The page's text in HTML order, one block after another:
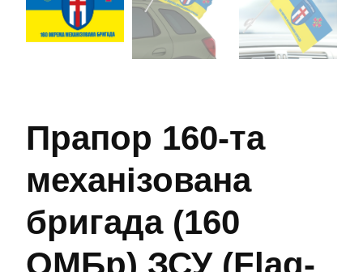
Прапор 160-та
механізована
бригада (160